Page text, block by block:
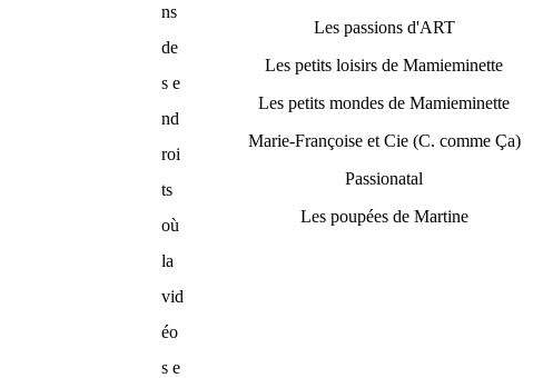
ns
de
s e
nd
roi
ts
où
la
vid
éo
s e
Les passions d'ART
Les petits loisirs de Mamieminette
Les petits mondes de Mamieminette
Marie-Françoise et Cie (C. comme Ça)
Passionatal
Les poupées de Martine